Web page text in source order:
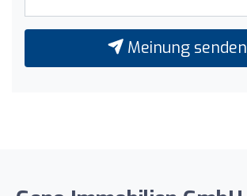
Meinung senden